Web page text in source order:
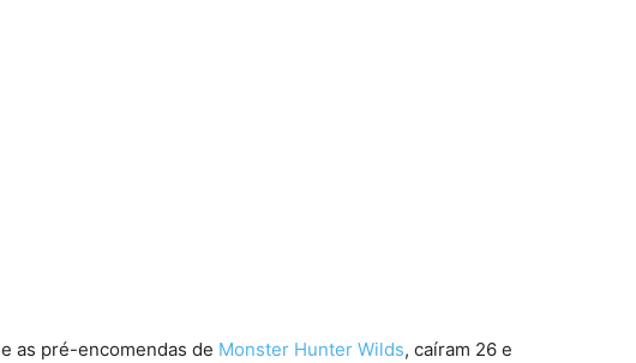
e as pré-encomendas de Monster Hunter Wilds, caíram 26 e